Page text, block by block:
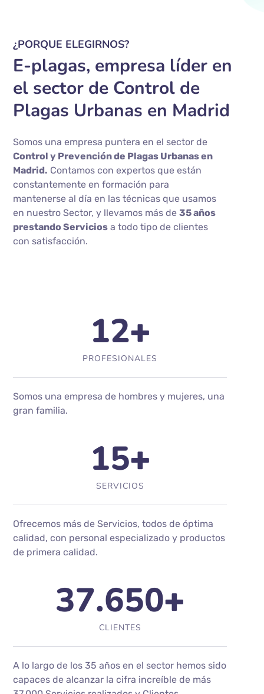
¿PORQUE ELEGIRNOS?
E-plagas, empresa líder en
el sector de Control de
Plagas Urbanas en Madrid
Somos una empresa puntera en el sector de
Control y Prevención de Plagas Urbanas en
Madrid. Contamos con expertos que están
constantemente en formación para
mantenerse al día en las técnicas que usamos
en nuestro Sector, y llevamos más de35 años
prestando Servicios a todo tipo de clientes
con satisfacción.
PROFESIONALES
12+
Somos una empresa de hombres y mujeres, una
gran familia.
SERVICIOS
15+
Ofrecemos más de Servicios, todos de óptima
calidad, con personal especializado y productos
de primera calidad.
CLIENTES
37.650+
A lo largo de los 35 años en el sector hemos sido
capaces de alcanzar la cifra increíble de más